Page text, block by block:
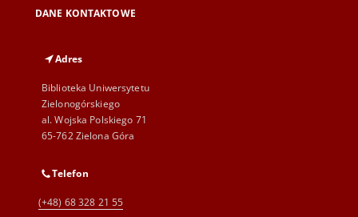
DANE KONTAKTOWE
Adres
Biblioteka Uniwersytetu
Zielonogórskiego
al. Wojska Polskiego 71
65-762 Zielona Góra
Telefon
(+48) 68 328 21 55